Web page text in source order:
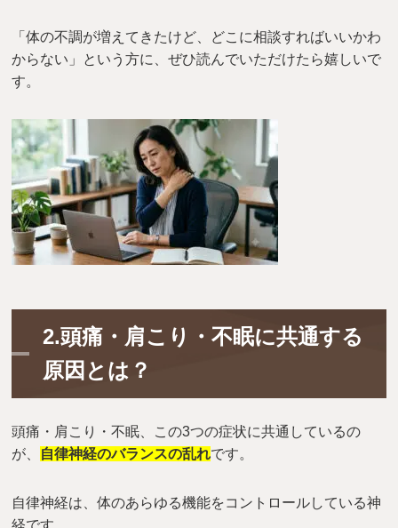
「体の不調が増えてきたけど、どこに相談すればいいかわ
からない」という方に、ぜひ読んでいただけたら嬉しいで
す。
2.頭痛・肩こり・不眠に共通する
原因とは？
頭痛・肩こり・不眠、この3つの症状に共通しているの
が、 自律神経のバランスの乱れです。
自律神経は、体のあらゆる機能をコントロールしている神
経です。